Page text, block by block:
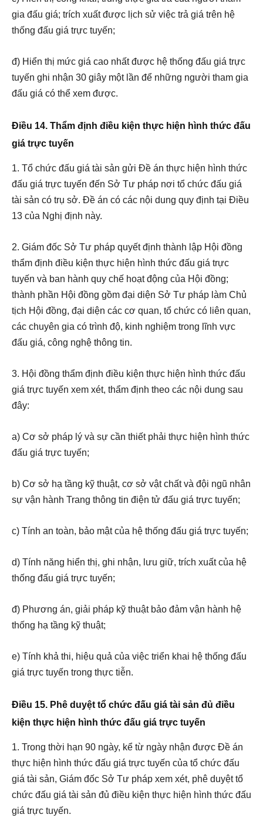
gia đấu giá; trích xuất được lịch sử việc trả giá trên hệ
thống đấu giá trực tuyến;
đ) Hiển thị mức giá cao nhất được hệ thống đấu giá trực
tuyến ghi nhận 30 giây một lần để những người tham gia
đấu giá có thể xem được.
Điều 14. Thẩm định điều kiện thực hiện hình thức đấu
giá trực tuyến
1. Tổ chức đấu giá tài sản gửi Đề án thực hiện hình thức
đấu giá trực tuyến đến Sở Tư pháp nơi tổ chức đấu giá
tài sản có trụ sở. Đề án có các nội dung quy định tại Điều
13 của Nghị định này.
2. Giám đốc Sở Tư pháp quyết định thành lập Hội đồng
thẩm định điều kiện thực hiện hình thức đấu giá trực
tuyến và ban hành quy chế hoạt động của Hội đồng;
thành phần Hội đồng gồm đại diện Sở Tư pháp làm Chủ
tịch Hội đồng, đại diện các cơ quan, tổ chức có liên quan,
các chuyên gia có trình độ, kinh nghiệm trong lĩnh vực
đấu giá, công nghệ thông tin.
3. Hội đồng thẩm định điều kiện thực hiện hình thức đấu
giá trực tuyến xem xét, thẩm định theo các nội dung sau
đây:
a) Cơ sở pháp lý và sự cần thiết phải thực hiện hình thức
đấu giá trực tuyến;
b) Cơ sở hạ tầng kỹ thuật, cơ sở vật chất và đội ngũ nhân
sự vận hành Trang thông tin điện tử đấu giá trực tuyến;
c) Tính an toàn, bảo mật của hệ thống đấu giá trực tuyến;
d) Tính năng hiển thị, ghi nhận, lưu giữ, trích xuất của hệ
thống đấu giá trực tuyến;
đ) Phương án, giải pháp kỹ thuật bảo đảm vận hành hệ
thống hạ tầng kỹ thuật;
e) Tính khả thi, hiệu quả của việc triển khai hệ thống đấu
giá trực tuyến trong thực tiễn.
Điều 15. Phê duyệt tổ chức đấu giá tài sản đủ điều
kiện thực hiện hình thức đấu giá trực tuyến
1. Trong thời hạn 90 ngày, kể từ ngày nhận được Đề án
thực hiện hình thức đấu giá trực tuyến của tổ chức đấu
giá tài sản, Giám đốc Sở Tư pháp xem xét, phê duyệt tổ
chức đấu giá tài sản đủ điều kiện thực hiện hình thức đấu
giá trực tuyến.